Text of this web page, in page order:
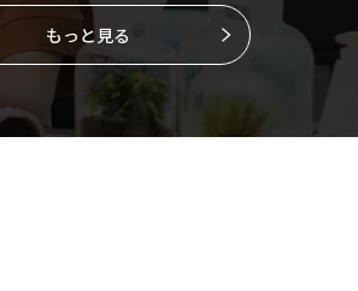
もっと見る